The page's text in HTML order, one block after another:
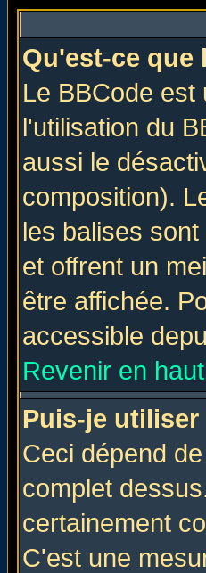
Qu'est-ce que
Le BBCode est
l'utilisation du
aussi le
composition).
les balises
et offrent un
être affichée.
accessible
Revenir en haut
Puis-je utiliser
Ceci dépend
complet
certainement
C'est une